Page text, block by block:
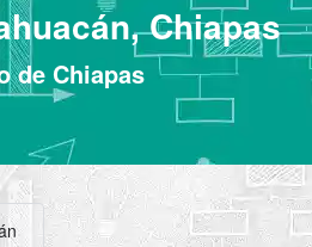
Chiapas
de Chiapas